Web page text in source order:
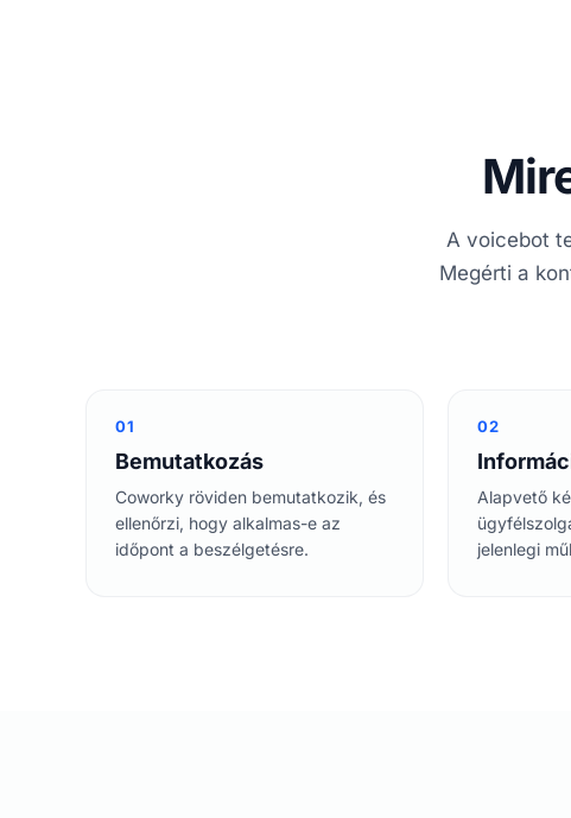
A voicebot
Megérti a
01
Bemutatkozás
Coworky röviden bemutatkozik, és
ellenőrzi, hogy alkalmas-e az
időpont a beszélgetésre.
02
Alapvető
jelenlegi